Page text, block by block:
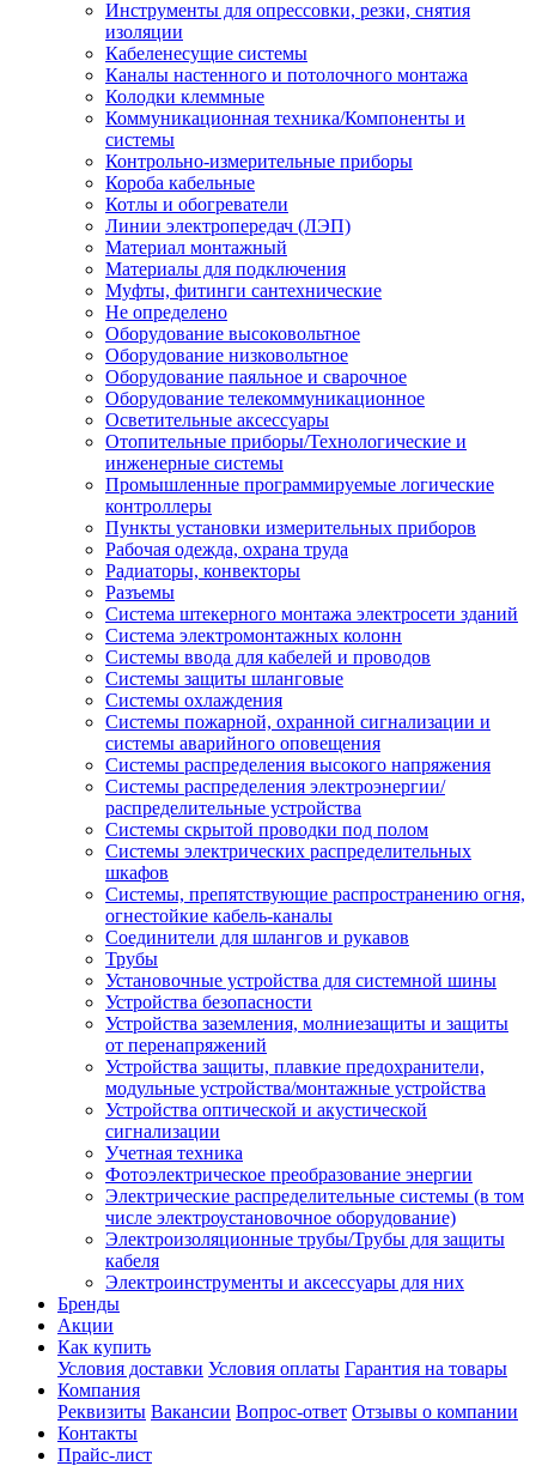
Инструменты для опрессовки, резки, снятия
изоляции
Кабеленесущие системы
Каналы настенного и потолочного монтажа
Колодки клеммные
Коммуникационная техника/Компоненты и
системы
Контрольно-измерительные приборы
Короба кабельные
Котлы и обогреватели
Линии электропередач (ЛЭП)
Материал монтажный
Материалы для подключения
Муфты, фитинги сантехнические
Не определено
Оборудование высоковольтное
Оборудование низковольтное
Оборудование паяльное и сварочное
Оборудование телекоммуникационное
Осветительные аксессуары
Отопительные приборы/Технологические и
инженерные системы
Промышленные программируемые логические
контроллеры
Пункты установки измерительных приборов
Рабочая одежда, охрана труда
Радиаторы, конвекторы
Разъемы
Система штекерного монтажа электросети зданий
Система электромонтажных колонн
Системы ввода для кабелей и проводов
Системы защиты шланговые
Системы охлаждения
Системы пожарной, охранной сигнализации и
системы аварийного оповещения
Системы распределения высокого напряжения
Системы распределения электроэнергии/
распределительные устройства
Системы скрытой проводки под полом
Системы электрических распределительных
шкафов
Системы, препятствующие распространению огня,
огнестойкие кабель-каналы
Соединители для шлангов и рукавов
Трубы
Установочные устройства для системной шины
Устройства безопасности
Устройства заземления, молниезащиты и защиты
от перенапряжений
Устройства защиты, плавкие предохранители,
модульные устройства/монтажные устройства
Устройства оптической и акустической
сигнализации
Учетная техника
Фотоэлектрическое преобразование энергии
Электрические распределительные системы (в том
числе электроустановочное оборудование)
Электроизоляционные трубы/Трубы для защиты
кабеля
Электроинструменты и аксессуары для них
Бренды
Акции
Как купить
Условия доставки Условия оплаты Гарантия на товары
Компания
Реквизиты Вакансии Вопрос-ответ Отзывы о компании
Контакты
Прайс-лист